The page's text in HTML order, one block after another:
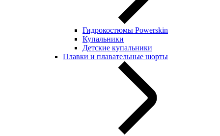
Гидрокостюмы Powerskin
Купальники
Детские купальники
Плавки и плавательные шорты